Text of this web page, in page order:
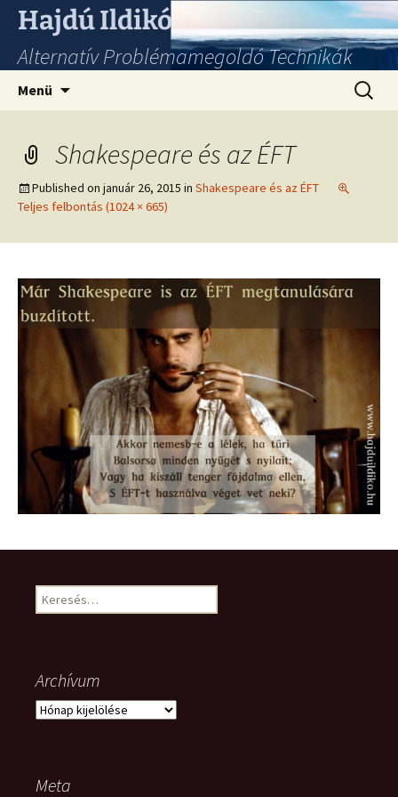
Hajdú Ildikó
Alternatív Problémamegoldó Technikák
Menü
Shakespeare és az ÉFT
Published on január 26, 2015 in Shakespeare és az ÉFT
Teljes felbontás (1024 × 665)
Keresés:
Archívum
Archívum
Meta